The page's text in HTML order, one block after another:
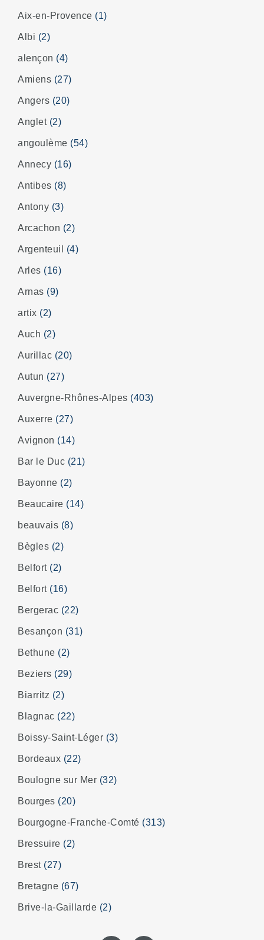
Aix-en-Provence (1)
Albi (2)
alençon (4)
Amiens (27)
Angers (20)
Anglet (2)
angoulème (54)
Annecy (16)
Antibes (8)
Antony (3)
Arcachon (2)
Argenteuil (4)
Arles (16)
Arnas (9)
artix (2)
Auch (2)
Aurillac (20)
Autun (27)
Auvergne-Rhônes-Alpes (403)
Auxerre (27)
Avignon (14)
Bar le Duc (21)
Bayonne (2)
Beaucaire (14)
beauvais (8)
Bègles (2)
Belfort (2)
Belfort (16)
Bergerac (22)
Besançon (31)
Bethune (2)
Beziers (29)
Biarritz (2)
Blagnac (22)
Boissy-Saint-Léger (3)
Bordeaux (22)
Boulogne sur Mer (32)
Bourges (20)
Bourgogne-Franche-Comté (313)
Bressuire (2)
Brest (27)
Bretagne (67)
Brive-la-Gaillarde (2)